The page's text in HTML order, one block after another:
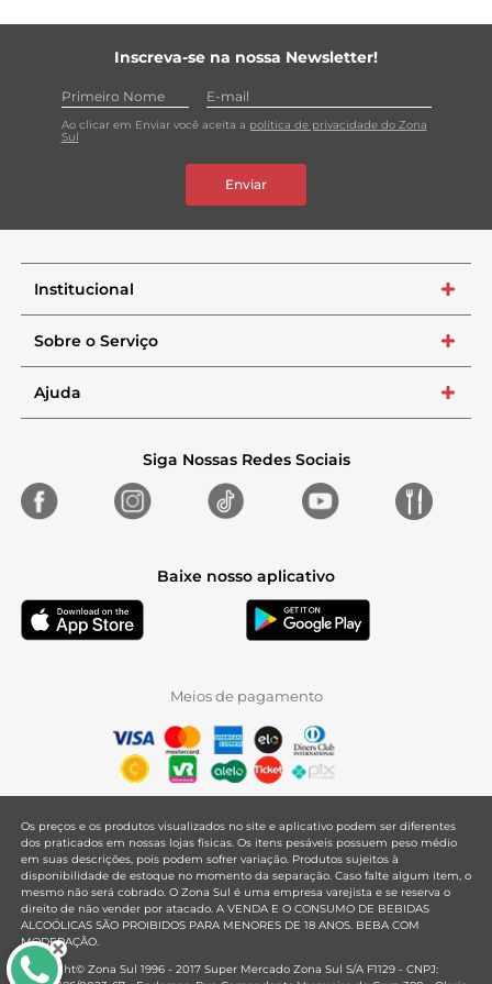
Inscreva-se na nossa Newsletter!
Ao clicar em Enviar você aceita a política de privacidade do Zona
Sul
Enviar
Institucional +
Sobre o Serviço +
Ajuda +
Siga Nossas Redes Sociais
Baixe nosso aplicativo
Meios de pagamento
Os preços e os produtos visualizados no site e aplicativo podem ser diferentes
dos praticados em nossas lojas físicas. Os itens pesáveis possuem peso médio
em suas descrições, pois podem sofrer variação. Produtos sujeitos à
disponibilidade de estoque no momento da separação. Caso falte algum item, o
mesmo não será cobrado. O Zona Sul é uma empresa varejista e se reserva o
direito de não vender por atacado. A VENDA E O CONSUMO DE BEBIDAS
ALCOÓLICAS SÃO PROIBIDOS PARA MENORES DE 18 ANOS. BEBA COM
MODERAÇÃO.
Copyright© Zona Sul 1996 - 2017 Super Mercado Zona Sul S/A F1129 - CNPJ: